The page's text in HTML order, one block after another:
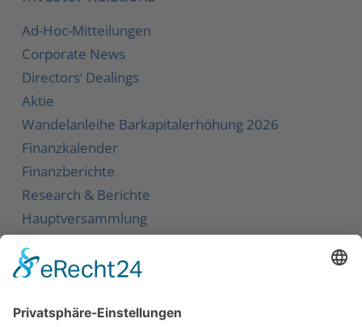
Ad-Hoc-Mitteilungen
Corporate News
Directors‘ Dealings
Aktie
Wandelanleihe Barkapitalerhöhung 2026
Finanzkalender
Finanzberichte
Research & Berichte
Hauptversammlung
Kontakt